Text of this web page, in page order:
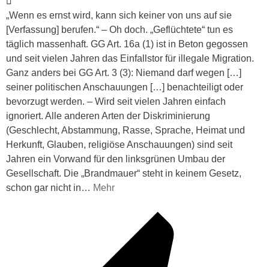
„Wenn es ernst wird, kann sich keiner von uns auf sie
[Verfassung] berufen.“ – Oh doch. „Geflüchtete“ tun es
täglich massenhaft. GG Art. 16a (1) ist in Beton gegossen
und seit vielen Jahren das Einfallstor für illegale Migration.
Ganz anders bei GG Art. 3 (3): Niemand darf wegen […]
seiner politischen Anschauungen […] benachteiligt oder
bevorzugt werden. – Wird seit vielen Jahren einfach
ignoriert. Alle anderen Arten der Diskriminierung
(Geschlecht, Abstammung, Rasse, Sprache, Heimat und
Herkunft, Glauben, religiöse Anschauungen) sind seit
Jahren ein Vorwand für den linksgrünen Umbau der
Gesellschaft. Die „Brandmauer“ steht in keinem Gesetz,
schon gar nicht in… Mehr